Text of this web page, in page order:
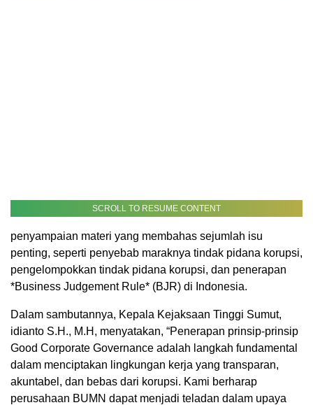
SCROLL TO RESUME CONTENT
penyampaian materi yang membahas sejumlah isu
penting, seperti penyebab maraknya tindak pidana korupsi,
pengelompokkan tindak pidana korupsi, dan penerapan
*Business Judgement Rule* (BJR) di Indonesia.
Dalam sambutannya, Kepala Kejaksaan Tinggi Sumut,
idianto S.H., M.H, menyatakan, “Penerapan prinsip-prinsip
Good Corporate Governance adalah langkah fundamental
dalam menciptakan lingkungan kerja yang transparan,
akuntabel, dan bebas dari korupsi. Kami berharap
perusahaan BUMN dapat menjadi teladan dalam upaya